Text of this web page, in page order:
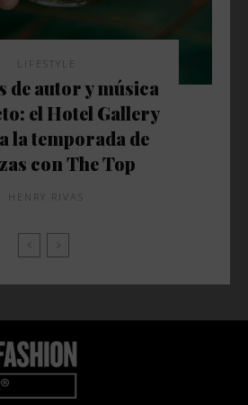
LIFESTYLE
de autor y música
el Hotel Gallery
la temporada de
con The Top
HENRY RIVAS